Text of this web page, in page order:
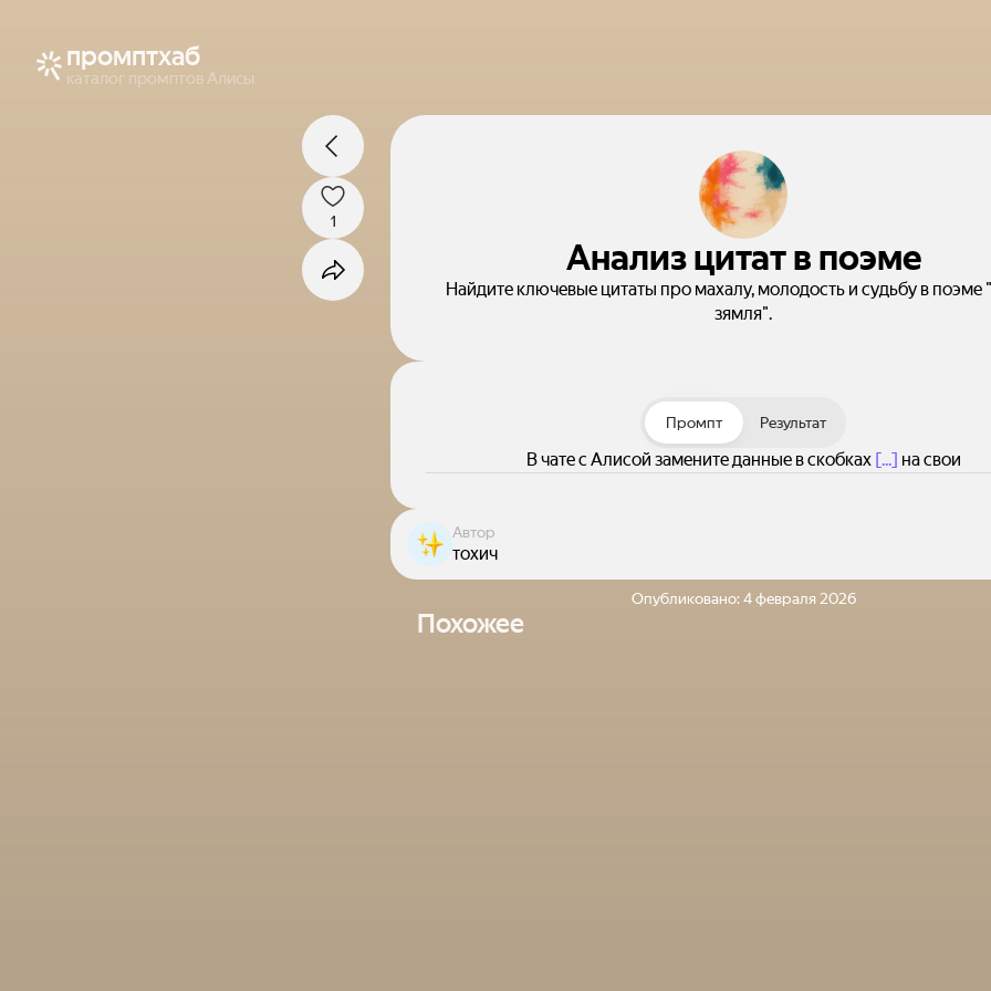
промптхаб
каталог промптов Алисы
Анализ цитат в поэме
Найдите ключевые цитаты про махалу, молодость и судьбу в поэме
зямля".
1
Промпт Результат
В чате с Алисой замените данные в скобках [...] на свои
Автор
тохич
Опубликовано: 4 февраля 2026
Похожее